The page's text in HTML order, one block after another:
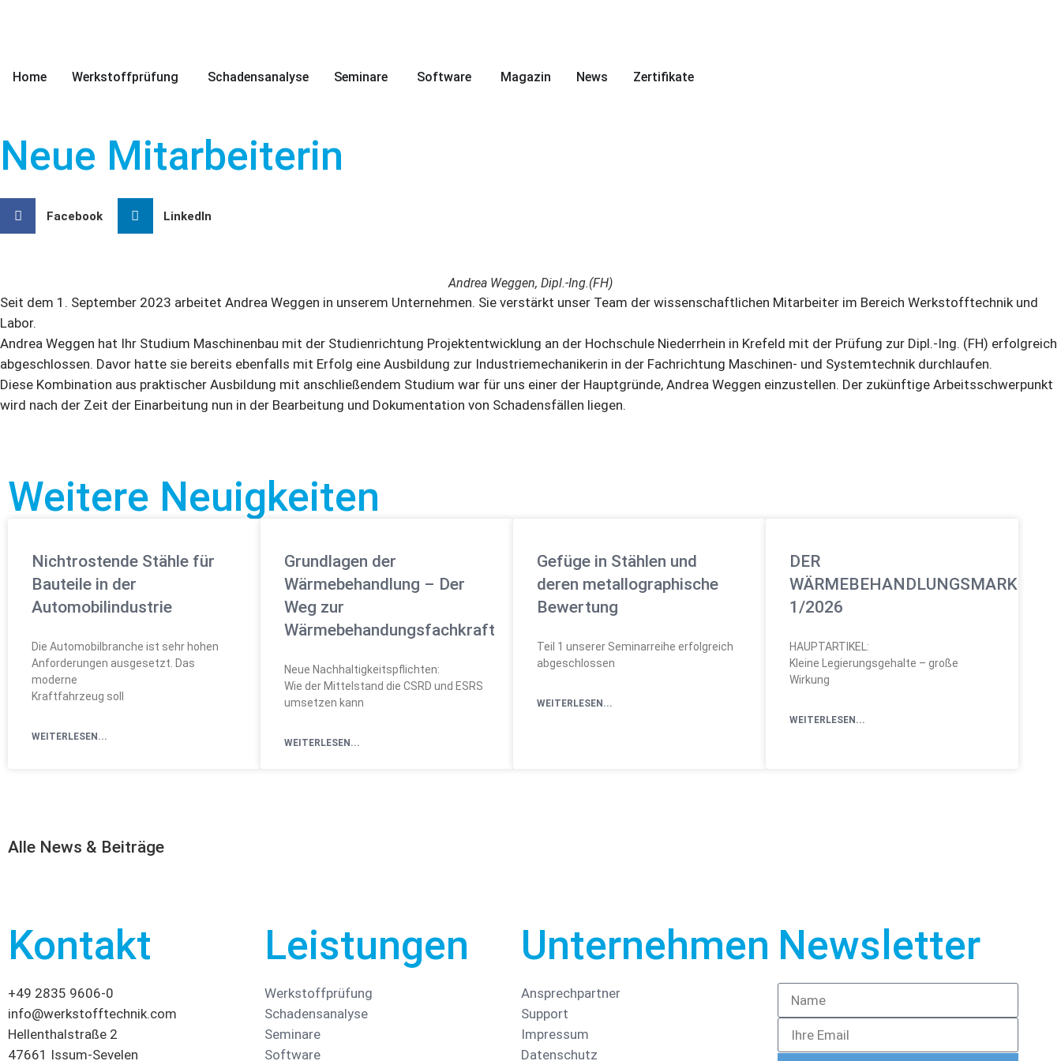
Home Werkstoffprüfung Schadensanalyse Seminare Software Magazin News Zertifikate
Neue Mitarbeiterin
Facebook LinkedIn
Andrea Weggen, Dipl.-Ing.(FH)
Seit dem 1. September 2023 arbeitet Andrea Weggen in unserem Unternehmen. Sie verstärkt unser Team der wissenschaftlichen Mitarbeiter im Bereich Werkstofftechnik und
Labor.
Andrea Weggen hat Ihr Studium Maschinenbau mit der Studienrichtung Projektentwicklung an der Hochschule Niederrhein in Krefeld mit der Prüfung zur Dipl.-Ing. (FH) erfolgreich
abgeschlossen. Davor hatte sie bereits ebenfalls mit Erfolg eine Ausbildung zur Industriemechanikerin in der Fachrichtung Maschinen- und Systemtechnik durchlaufen.
Diese Kombination aus praktischer Ausbildung mit anschließendem Studium war für uns einer der Hauptgründe, Andrea Weggen einzustellen. Der zukünftige Arbeitsschwerpunkt
wird nach der Zeit der Einarbeitung nun in der Bearbeitung und Dokumentation von Schadensfällen liegen.
Weitere Neuigkeiten
Nichtrostende Stähle für
Bauteile in der
Automobilindustrie
Die Automobilbranche ist sehr hohen
Anforderungen ausgesetzt. Das
moderne
Kraftfahrzeug soll
WEITERLESEN...
Grundlagen der
Wärmebehandlung – Der
Weg zur
Wärmebehandungsfachkraft
Neue Nachhaltigkeitspflichten:
Wie der Mittelstand die CSRD und ESRS
umsetzen kann
WEITERLESEN...
Gefüge in Stählen und
deren metallographische
Bewertung
Teil 1 unserer Seminarreihe erfolgreich
abgeschlossen
WEITERLESEN...
DER
WÄRMEBEHANDLUNGSMARKT
1/2026
HAUPTARTIKEL:
Kleine Legierungsgehalte – große
Wirkung
WEITERLESEN...
Alle News & Beiträge
Kontakt
+49 2835 9606-0
info@werkstofftechnik.com
Hellenthalstraße 2
47661 Issum-Sevelen
Leistungen
Werkstoffprüfung
Schadensanalyse
Seminare
Software
Unternehmen
Ansprechpartner
Support
Impressum
Datenschutz
Newsletter